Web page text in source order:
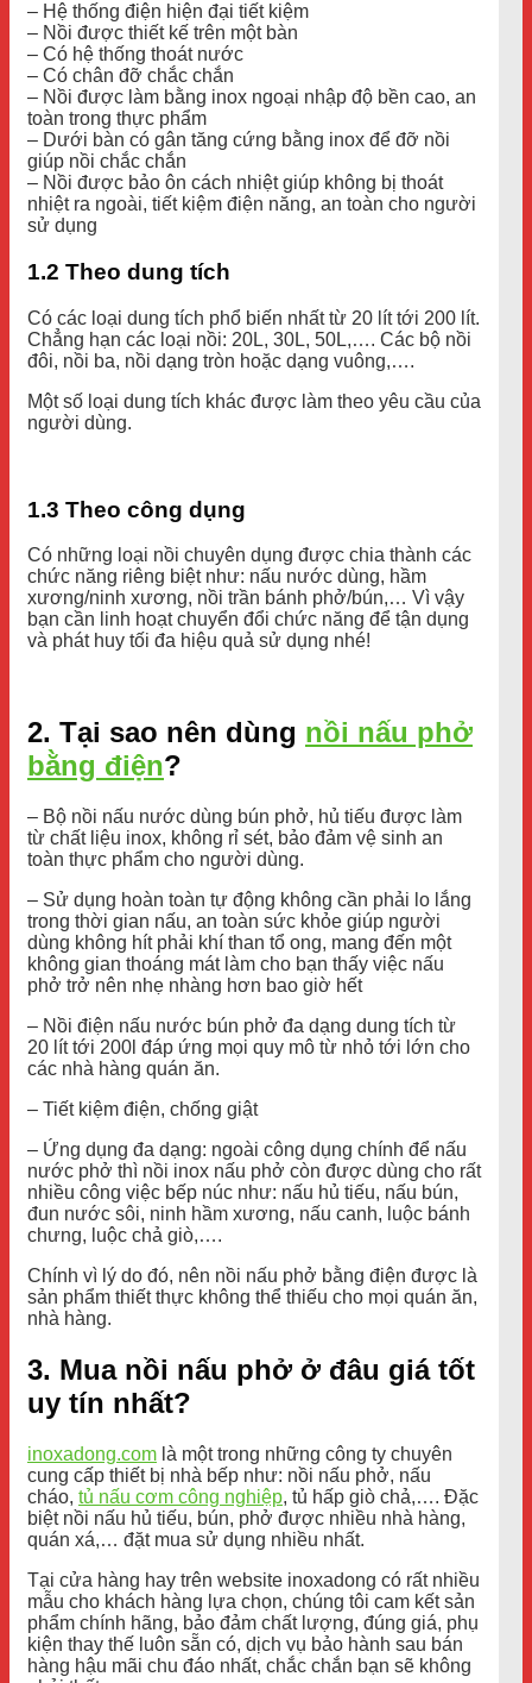
– Hệ thống điện hiện đại tiết kiệm
– Nồi được thiết kế trên một bàn
– Có hệ thống thoát nước
– Có chân đỡ chắc chắn
– Nồi được làm bằng inox ngoại nhập độ bền cao, an
toàn trong thực phẩm
– Dưới bàn có gân tăng cứng bằng inox để đỡ nồi
giúp nồi chắc chắn
– Nồi được bảo ôn cách nhiệt giúp không bị thoát
nhiệt ra ngoài, tiết kiệm điện năng, an toàn cho người
sử dụng
1.2 Theo dung tích
Có các loại dung tích phổ biến nhất từ 20 lít tới 200 lít.
Chẳng hạn các loại nồi: 20L, 30L, 50L,…. Các bộ nồi
đôi, nồi ba, nồi dạng tròn hoặc dạng vuông,….
Một số loại dung tích khác được làm theo yêu cầu của
người dùng.
1.3 Theo công dụng
Có những loại nồi chuyên dụng được chia thành các
chức năng riêng biệt như: nấu nước dùng, hầm
xương/ninh xương, nồi trần bánh phở/bún,… Vì vậy
bạn cần linh hoạt chuyển đổi chức năng để tận dụng
và phát huy tối đa hiệu quả sử dụng nhé!
2. Tại sao nên dùng nồi nấu phở
bằng điện?
– Bộ nồi nấu nước dùng bún phở, hủ tiếu được làm
từ chất liệu inox, không rỉ sét, bảo đảm vệ sinh an
toàn thực phẩm cho người dùng.
– Sử dụng hoàn toàn tự động không cần phải lo lắng
trong thời gian nấu, an toàn sức khỏe giúp người
dùng không hít phải khí than tổ ong, mang đến một
không gian thoáng mát làm cho bạn thấy việc nấu
phở trở nên nhẹ nhàng hơn bao giờ hết
– Nồi điện nấu nước bún phở đa dạng dung tích từ
20 lít tới 200l đáp ứng mọi quy mô từ nhỏ tới lớn cho
các nhà hàng quán ăn.
– Tiết kiệm điện, chống giật
– Ứng dụng đa dạng: ngoài công dụng chính để nấu
nước phở thì nồi inox nấu phở còn được dùng cho rất
nhiều công việc bếp núc như: nấu hủ tiếu, nấu bún,
đun nước sôi, ninh hầm xương, nấu canh, luộc bánh
chưng, luộc chả giò,….
Chính vì lý do đó, nên nồi nấu phở bằng điện được là
sản phẩm thiết thực không thể thiếu cho mọi quán ăn,
nhà hàng.
3. Mua nồi nấu phở ở đâu giá tốt
uy tín nhất?
inoxadong.com là một trong những công ty chuyên
cung cấp thiết bị nhà bếp như: nồi nấu phở, nấu
cháo, tủ nấu cơm công nghiệp, tủ hấp giò chả,…. Đặc
biệt nồi nấu hủ tiếu, bún, phở được nhiều nhà hàng,
quán xá,… đặt mua sử dụng nhiều nhất.
Tại cửa hàng hay trên website inoxadong có rất nhiều
mẫu cho khách hàng lựa chọn, chúng tôi cam kết sản
phẩm chính hãng, bảo đảm chất lượng, đúng giá, phụ
kiện thay thế luôn sẵn có, dịch vụ bảo hành sau bán
hàng hậu mãi chu đáo nhất, chắc chắn bạn sẽ không